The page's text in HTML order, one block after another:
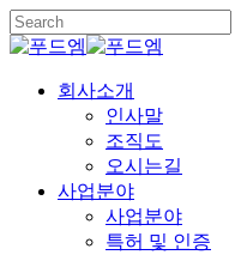
Skip
to
main
content
Close
Menu
회사소개
인사말
조직도
오시는길
사업분야
사업분야
특허 및 인증